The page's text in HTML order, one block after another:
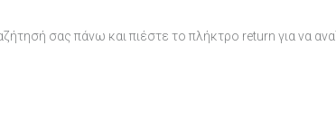
σας πάνω και πιέστε το πλήκτρο return για να